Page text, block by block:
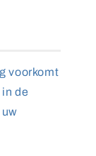
voorkomt
de